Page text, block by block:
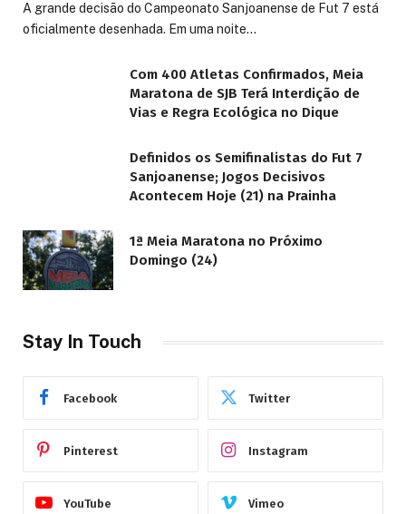
A grande decisão do Campeonato Sanjoanense de Fut 7 está
oficialmente desenhada. Em uma noite…
Com 400 Atletas Confirmados, Meia
Maratona de SJB Terá Interdição de
Vias e Regra Ecológica no Dique
Definidos os Semifinalistas do Fut 7
Sanjoanense; Jogos Decisivos
Acontecem Hoje (21) na Prainha
1ª Meia Maratona no Próximo
Domingo (24)
Stay In Touch
Facebook Twitter
Pinterest Instagram
YouTube Vimeo